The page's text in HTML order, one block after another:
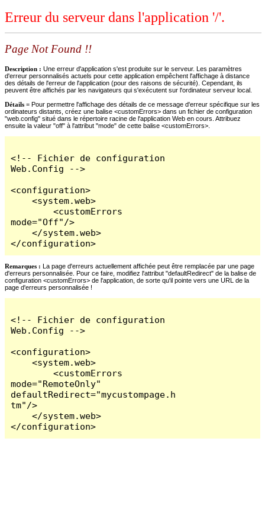
Erreur du serveur dans l'application '/'.
Page Not Found !!
Description : Une erreur d'application s'est produite sur le serveur. Les paramètres
d'erreur personnalisés actuels pour cette application empêchent l'affichage à distance
des détails de l'erreur de l'application (pour des raisons de sécurité). Cependant, ils
peuvent être affichés par les navigateurs qui s'exécutent sur l'ordinateur serveur local.
Détails = Pour permettre l'affichage des détails de ce message d'erreur spécifique sur les
ordinateurs distants, créez une balise <customErrors> dans un fichier de configuration
"web.config" situé dans le répertoire racine de l'application Web en cours. Attribuez
ensuite la valeur "off" à l'attribut "mode" de cette balise <customErrors>.
<!-- Fichier de configuration
Web.Config -->
<configuration>
    <system.web>
        <customErrors
mode="Off"/>
    </system.web>
</configuration>
Remarques : La page d'erreurs actuellement affichée peut être remplacée par une page
d'erreurs personnalisée. Pour ce faire, modifiez l'attribut "defaultRedirect" de la balise de
configuration <customErrors> de l'application, de sorte qu'il pointe vers une URL de la
page d'erreurs personnalisée !
<!-- Fichier de configuration
Web.Config -->
<configuration>
    <system.web>
        <customErrors
mode="RemoteOnly"
defaultRedirect="mycustompage.h
tm"/>
    </system.web>
</configuration>